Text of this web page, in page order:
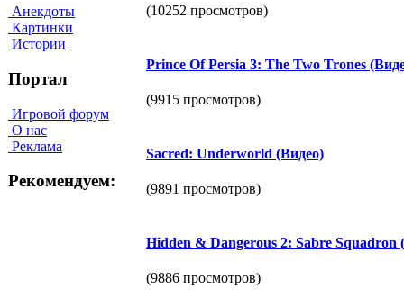
Анекдоты
Картинки
Истории
Портал
Игровой форум
О нас
Реклама
Рекомендуем:
(10252 просмотров)
Prince Of Persia 3: The Two Trones
(9915 просмотров)
Sacred: Underworld (Видео)
(9891 просмотров)
Hidden & Dangerous 2: Sabre Squadron
(9886 просмотров)